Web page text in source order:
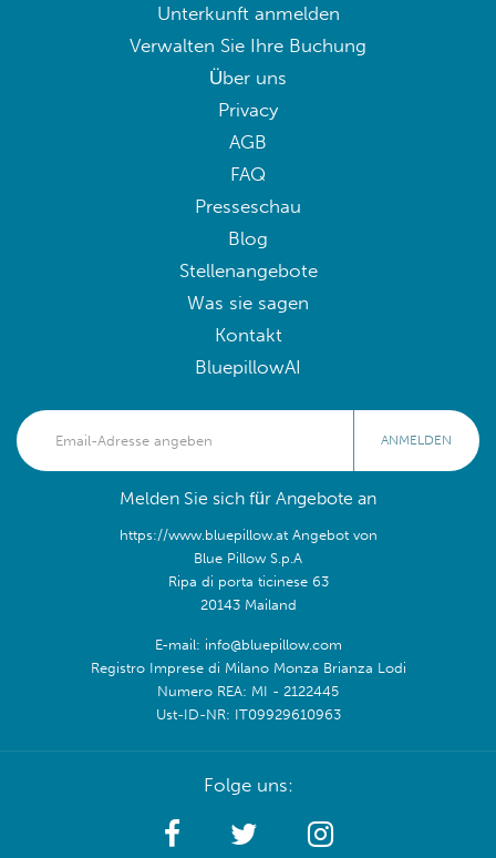
Unterkunft anmelden
Verwalten Sie Ihre Buchung
Über uns
Privacy
AGB
FAQ
Presseschau
Blog
Stellenangebote
Was sie sagen
Kontakt
BluepillowAI
ANMELDEN
Melden Sie sich für Angebote an
https://www.bluepillow.at Angebot von
Blue Pillow S.p.A
Ripa di porta ticinese 63
20143 Mailand
E-mail: info@bluepillow.com
Registro Imprese di Milano Monza Brianza Lodi
Numero REA: MI - 2122445
Ust-ID-NR: IT09929610963
Folge uns: